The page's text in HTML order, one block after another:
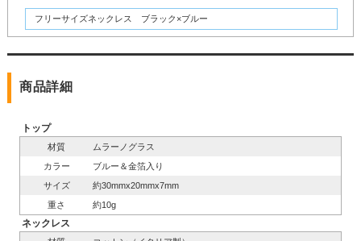
フリーサイズネックレス ブラック×ブルー
商品詳細
トップ
材質
ムラーノグラス
カラー
ブルー＆金箔入り
サイズ
約30mmx20mmx7mm
重さ
約10g
ネックレス